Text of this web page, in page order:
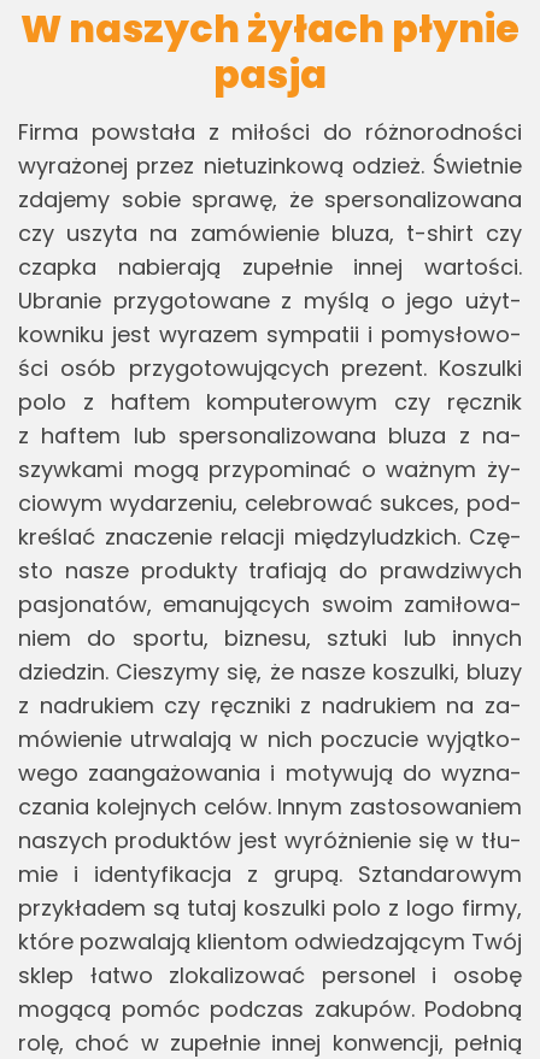
W naszych żyłach płynie
pasja
Firma po­wsta­ła z mi­ło­ści do róż­no­rod­no­ści
wy­ra­żo­nej przez nie­tu­zin­ko­wą odzież. Świet­nie
zda­je­my sobie spra­wę, że sper­so­na­li­zo­wa­na
czy uszy­ta na za­mó­wie­nie bluza, t-shirt czy
czap­ka na­bie­ra­ją zu­peł­nie innej war­to­ści.
Ubra­nie przy­go­to­wa­ne z myślą o jego użyt­
kow­ni­ku jest wy­ra­zem sym­pa­tii i po­my­sło­wo­
ści osób przy­go­to­wu­ją­cych pre­zent. Ko­szul­ki
polo z ha­ftem kom­pu­te­ro­wym czy ręcz­nik
z ha­ftem lub sper­so­na­li­zo­wa­na bluza z na­
szyw­ka­mi mogą przy­po­mi­nać o waż­nym ży­
cio­wym wy­da­rze­niu, ce­le­bro­wać suk­ces, pod­
kre­ślać zna­cze­nie re­la­cji mię­dzy­ludz­kich. Czę­
sto nasze pro­duk­ty tra­fia­ją do praw­dzi­wych
pa­sjo­na­tów, ema­nu­ją­cych swoim za­mi­ło­wa­
niem do spor­tu, biz­ne­su, sztu­ki lub in­nych
dzie­dzin. Cie­szy­my się, że nasze ko­szul­ki, bluzy
z na­dru­kiem czy ręcz­ni­ki z na­dru­kiem na za­
mó­wie­nie utrwa­la­ją w nich po­czu­cie wy­jąt­ko­
we­go za­an­ga­żo­wa­nia i mo­ty­wu­ją do wy­zna­
cza­nia ko­lej­nych celów. Innym za­sto­so­wa­niem
na­szych pro­duk­tów jest wy­róż­nie­nie się w tłu­
mie i iden­ty­fi­ka­cja z grupą. Sztan­da­ro­wym
przy­kła­dem są tutaj ko­szul­ki polo z logo firmy,
które po­zwa­la­ją klien­tom od­wie­dza­ją­cym Twój
sklep łatwo zlo­ka­li­zo­wać per­so­nel i osobę
mo­gą­cą pomóc pod­czas za­ku­pów. Po­dob­ną
rolę, choć w zu­peł­nie innej kon­wen­cji, peł­nią